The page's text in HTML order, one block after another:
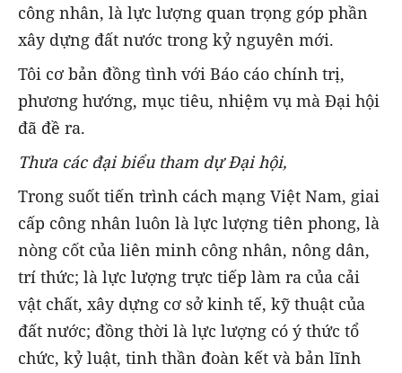
công nhân, là lực lượng quan trọng góp phần
xây dựng đất nước trong kỷ nguyên mới.
Tôi cơ bản đồng tình với Báo cáo chính trị,
phương hướng, mục tiêu, nhiệm vụ mà Đại hội
đã đề ra.
Thưa cácđại biểu tham dựĐại hội,
Trong suốt tiến trình cách mạng Việt Nam, giai
cấp công nhân luôn là lực lượng tiên phong, là
nòng cốt của liên minh công nhân, nông dân,
trí thức; là lực lượng trực tiếp làm ra của cải
vật chất, xây dựng cơ sở kinh tế, kỹ thuật của
đất nước; đồng thời là lực lượng có ý thức tổ
chức, kỷ luật, tinh thần đoàn kết và bản lĩnh